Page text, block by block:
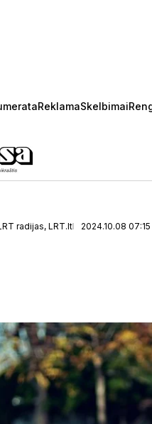
ReklamaSkelbimai
20 laipsnių
radijas, LRT.lt 2024.10.08 07:15